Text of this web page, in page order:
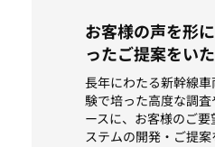
お客様の声を形
ったご提案をいた
長年にわたる新幹線
験で培った高度な調
ースに、お客様のご
ステムの開発・ご提